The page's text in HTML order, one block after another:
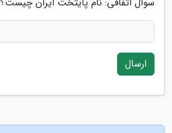
ارسال